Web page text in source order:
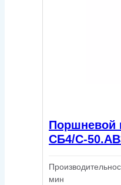
Поршневой
СБ4/С-
мин